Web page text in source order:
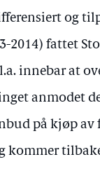
og
2014) fattet
innebar at
anmodet
på kjøp av
kommer